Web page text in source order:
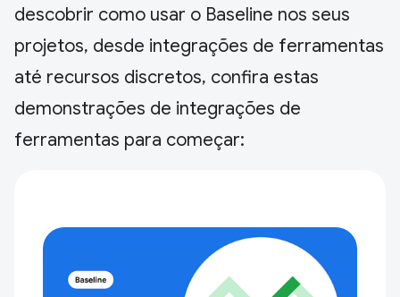
descobrir como usar o Baseline nos seus
projetos, desde integrações de ferramentas
até recursos discretos, confira estas
demonstrações de integrações de
ferramentas para começar: